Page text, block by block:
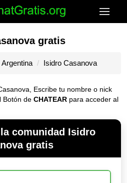
gratis
Argentina Isidro Casanova
Escribe tu nombre o nick
Botón de CHATEAR para acceder al
comunidad Isidro
gratis